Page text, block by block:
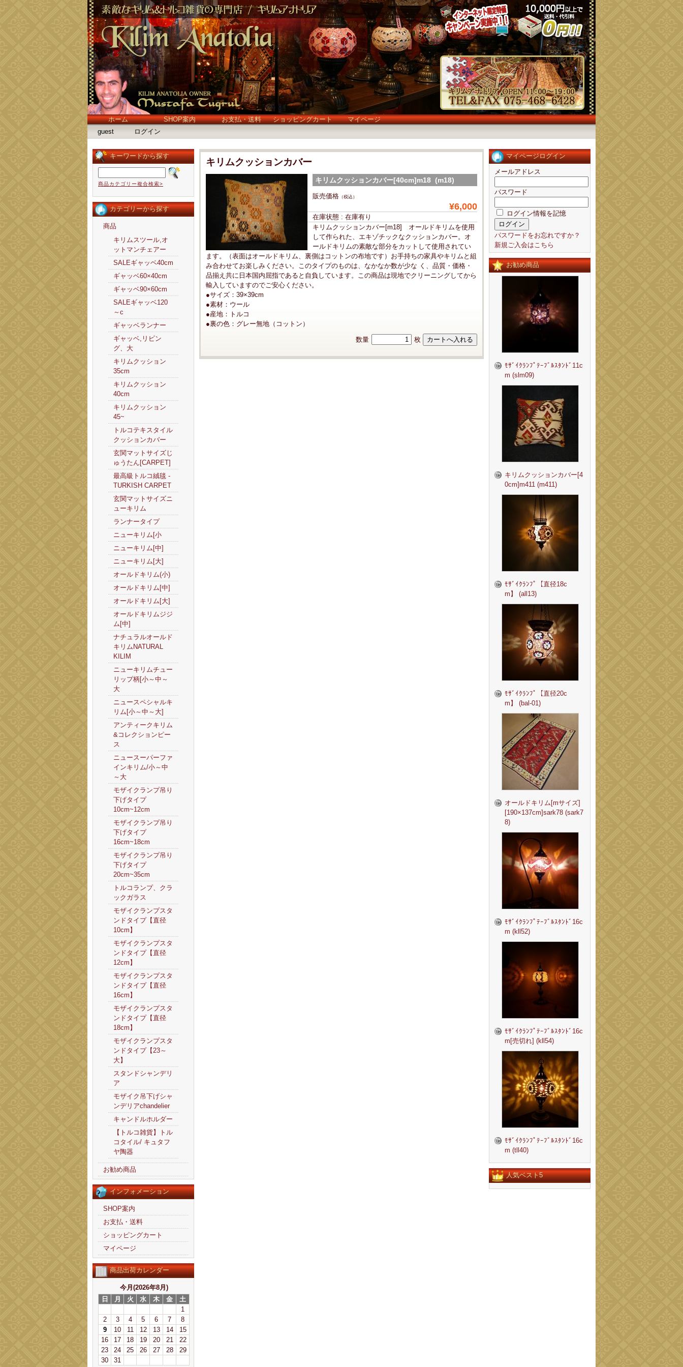
ホーム SHOP案内 お支払・送料 ショッピングカート
マイページ
guest
ログイン
キーワードから探す
商品カテゴリー複合検索>
カテゴリーから探す
商品
キリムスツール,オ
ットマンチェアー
SALEギャッベ40cm
ギャッベ60×40cm
ギャッベ90×60cm
SALEギャッベ120
～c
ギャッベランナー
ギャッベ,リビン
グ、大
キリムクッション
35cm
キリムクッション
40cm
キリムクッション
45~
トルコテキスタイル
クッションカバー
玄関マットサイズじ
ゅうたん[CARPET]
最高級トルコ絨毯 -
TURKISH CARPET
玄関マットサイズニ
ューキリム
ランナータイプ
ニューキリム[小
ニューキリム[中]
ニューキリム[大]
オールドキリム(小)
オールドキリム[中]
オールドキリム[大]
オールドキリムジジ
ム[中]
ナチュラルオールド
キリムNATURAL
KILIM
ニューキリムチュー
リップ柄[小～中～
大
ニュースペシャルキ
リム[小～中～大]
アンティークキリム
&コレクションピー
ス
ニュースーパーファ
インキリム/小～中
～大
モザイクランプ吊り
下げタイプ
10cm~12cm
モザイクランプ吊り
下げタイプ
16cm~18cm
モザイクランプ吊り
下げタイプ
20cm~35cm
トルコランプ、クラ
ックガラス
モザイクランプスタ
ンドタイプ【直径
10cm】
モザイクランプスタ
ンドタイプ【直径
12cm】
モザイクランプスタ
ンドタイプ【直径
16cm】
モザイクランプスタ
ンドタイプ【直径
18cm】
モザイクランプスタ
ンドタイプ【23～
大】
スタンドシャンデリ
ア
モザイク吊下げシャ
ンデリアchandelier
キャンドルホルダー
【トルコ雑貨】トル
コタイル/ キュタフ
ヤ陶器
お勧め商品
インフォメーション
SHOP案内
お支払・送料
ショッピングカート
マイページ
商品出荷カレンダー
今月(2026年8月)
日
月 火 水 木 金
土
1
2
3 4 5 6 7
8
9
10 11 12 13 14
15
16
17 18 19 20 21
22
23
24 25 26 27 28
29
30
31
マイページログイン
メールアドレス
パスワード
ログイン情報を記憶
パスワードをお忘れですか？
新規ご入会はこちら
お勧め商品
ﾓｻﾞｲｸﾗﾝﾌﾟﾃｰﾌﾞﾙｽﾀﾝﾄﾞ11c
m (slm09)
キリムクッションカバー[4
0cm]m411 (m411)
ﾓｻﾞｲｸﾗﾝﾌﾟ【直径18c
m】 (all13)
ﾓｻﾞｲｸﾗﾝﾌﾟ【直径20c
m】 (bal-01)
オールドキリム[mサイズ]
[190×137cm]sark78 (sark7
8)
ﾓｻﾞｲｸﾗﾝﾌﾟﾃｰﾌﾞﾙｽﾀﾝﾄﾞ16c
m (kll52)
ﾓｻﾞｲｸﾗﾝﾌﾟﾃｰﾌﾞﾙｽﾀﾝﾄﾞ16c
m[売切れ] (kll54)
ﾓｻﾞｲｸﾗﾝﾌﾟﾃｰﾌﾞﾙｽﾀﾝﾄﾞ16c
m (tll40)
人気ベスト5
キリムクッションカバー
キリムクッションカバー[40cm]m18 (m18)
販売価格 （税込）
¥6,000
在庫状態 : 在庫有り
キリムクッションカバー[m18] オールドキリムを使用
して作られた、エキゾチックなクッションカバー。オ
ールドキリムの素敵な部分をカットして使用されてい
ます。（表面はオールドキリム、裏側はコットンの布地です）お手持ちの家具やキリムと組
み合わせてお楽しみください。このタイプのものは、なかなか数が少な く、品質・価格・
品揃え共に日本国内屈指であると自負しています。この商品は現地でクリーニングしてから
輸入していますのでご安心ください。
●サイズ：39×39cm
●素材：ウール
●産地：トルコ
●裏の色：グレー無地（コットン）
数量 枚